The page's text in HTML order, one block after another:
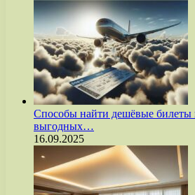
Способы найти дешёвые билеты
выгодных…
16.09.2025